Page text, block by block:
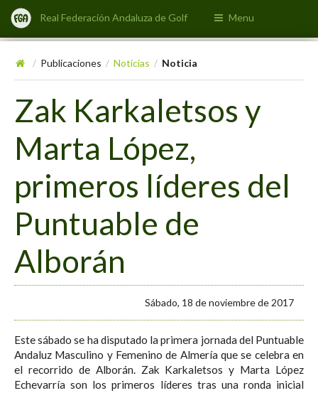
Real Federación Andaluza de Golf Menu
/ Publicaciones / Noticias / Noticia
Zak Karkaletsos y
Marta López,
primeros líderes del
Puntuable de
Alborán
Sábado, 18 de noviembre de 2017
Este sábado se ha disputado la primera jornada del Puntuable
Andaluz Masculino y Femenino de Almería que se celebra en
el recorrido de Alborán. Zak Karkaletsos y Marta López
Echevarría son los primeros líderes tras una ronda inicial